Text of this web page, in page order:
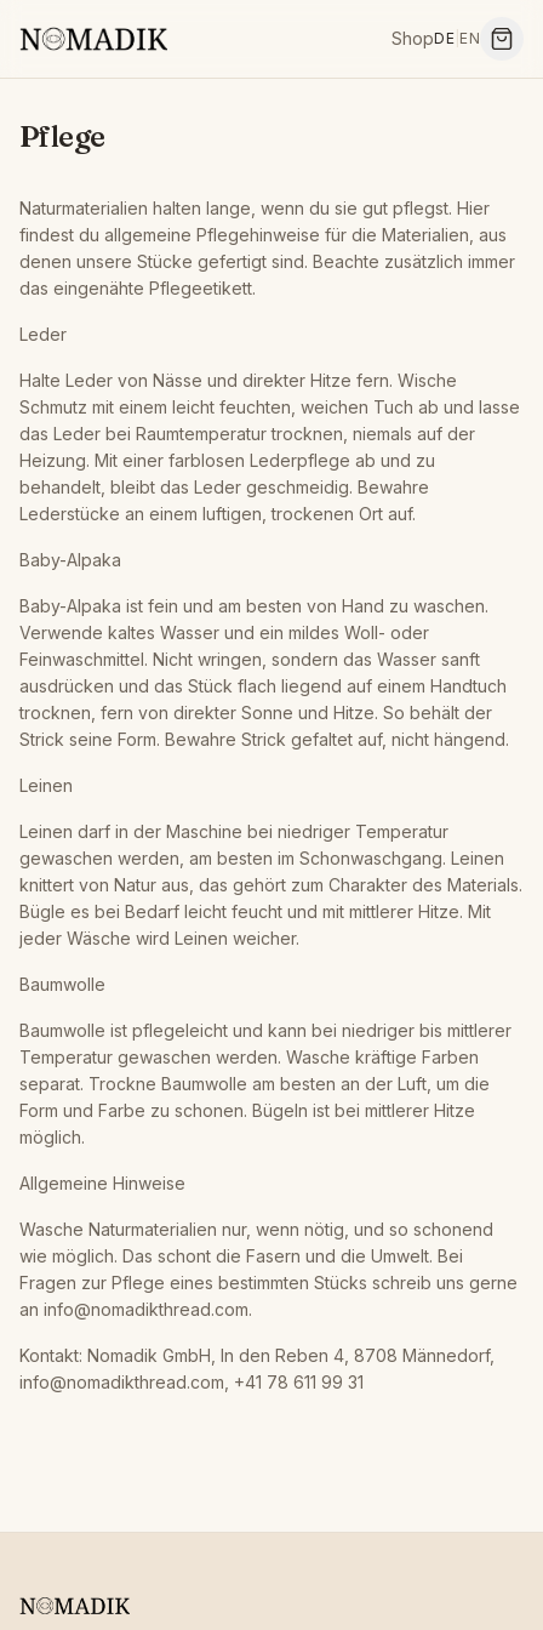
ShopDE EN
Pflege
Naturmaterialien halten lange, wenn du sie gut pflegst. Hier
findest du allgemeine Pflegehinweise für die Materialien, aus
denen unsere Stücke gefertigt sind. Beachte zusätzlich immer
das eingenähte Pflegeetikett.
Leder
Halte Leder von Nässe und direkter Hitze fern. Wische
Schmutz mit einem leicht feuchten, weichen Tuch ab und lasse
das Leder bei Raumtemperatur trocknen, niemals auf der
Heizung. Mit einer farblosen Lederpflege ab und zu
behandelt, bleibt das Leder geschmeidig. Bewahre
Lederstücke an einem luftigen, trockenen Ort auf.
Baby-Alpaka
Baby-Alpaka ist fein und am besten von Hand zu waschen.
Verwende kaltes Wasser und ein mildes Woll- oder
Feinwaschmittel. Nicht wringen, sondern das Wasser sanft
ausdrücken und das Stück flach liegend auf einem Handtuch
trocknen, fern von direkter Sonne und Hitze. So behält der
Strick seine Form. Bewahre Strick gefaltet auf, nicht hängend.
Leinen
Leinen darf in der Maschine bei niedriger Temperatur
gewaschen werden, am besten im Schonwaschgang. Leinen
knittert von Natur aus, das gehört zum Charakter des Materials.
Bügle es bei Bedarf leicht feucht und mit mittlerer Hitze. Mit
jeder Wäsche wird Leinen weicher.
Baumwolle
Baumwolle ist pflegeleicht und kann bei niedriger bis mittlerer
Temperatur gewaschen werden. Wasche kräftige Farben
separat. Trockne Baumwolle am besten an der Luft, um die
Form und Farbe zu schonen. Bügeln ist bei mittlerer Hitze
möglich.
Allgemeine Hinweise
Wasche Naturmaterialien nur, wenn nötig, und so schonend
wie möglich. Das schont die Fasern und die Umwelt. Bei
Fragen zur Pflege eines bestimmten Stücks schreib uns gerne
an info@nomadikthread.com.
Kontakt: Nomadik GmbH, In den Reben 4, 8708 Männedorf,
info@nomadikthread.com, +41 78 611 99 31